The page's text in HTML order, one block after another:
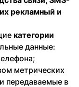
рекламный и
категории
данные:
метрических
передаваемые в